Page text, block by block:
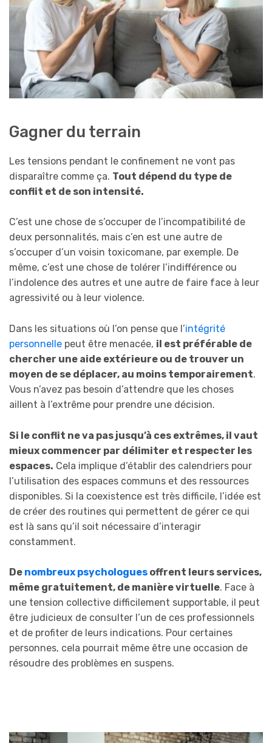
Gagner du terrain
Les tensions pendant le confinement ne vont pas
disparaître comme ça. Tout dépend du type de
conflit et de son intensité.
C’est une chose de s’occuper de l’incompatibilité de
deux personnalités, mais c’en est une autre de
s’occuper d’un voisin toxicomane, par exemple. De
même, c’est une chose de tolérer l’indifférence ou
l’indolence des autres et une autre de faire face à leur
agressivité ou à leur violence.
Dans les situations où l’on pense que l’intégrité
personnelle peut être menacée, il est préférable de
chercher une aide extérieure ou de trouver un
moyen de se déplacer, au moins temporairement.
Vous n’avez pas besoin d’attendre que les choses
aillent à l’extrême pour prendre une décision.
Si le conflit ne va pas jusqu’à ces extrêmes, il vaut
mieux commencer par délimiter et respecter les
espaces. Cela implique d’établir des calendriers pour
l’utilisation des espaces communs et des ressources
disponibles. Si la coexistence est très difficile, l’idée est
de créer des routines qui permettent de gérer ce qui
est là sans qu’il soit nécessaire d’interagir
constamment.
De nombreux psychologues offrent leurs services,
même gratuitement, de manière virtuelle. Face à
une tension collective difficilement supportable, il peut
être judicieux de consulter l’un de ces professionnels
et de profiter de leurs indications. Pour certaines
personnes, cela pourrait même être une occasion de
résoudre des problèmes en suspens.